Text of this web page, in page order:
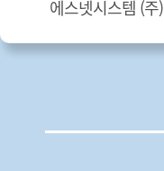
에스넷시스템 (주)